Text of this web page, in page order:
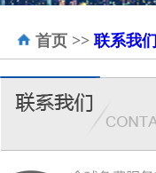
首页 >> 联系我们